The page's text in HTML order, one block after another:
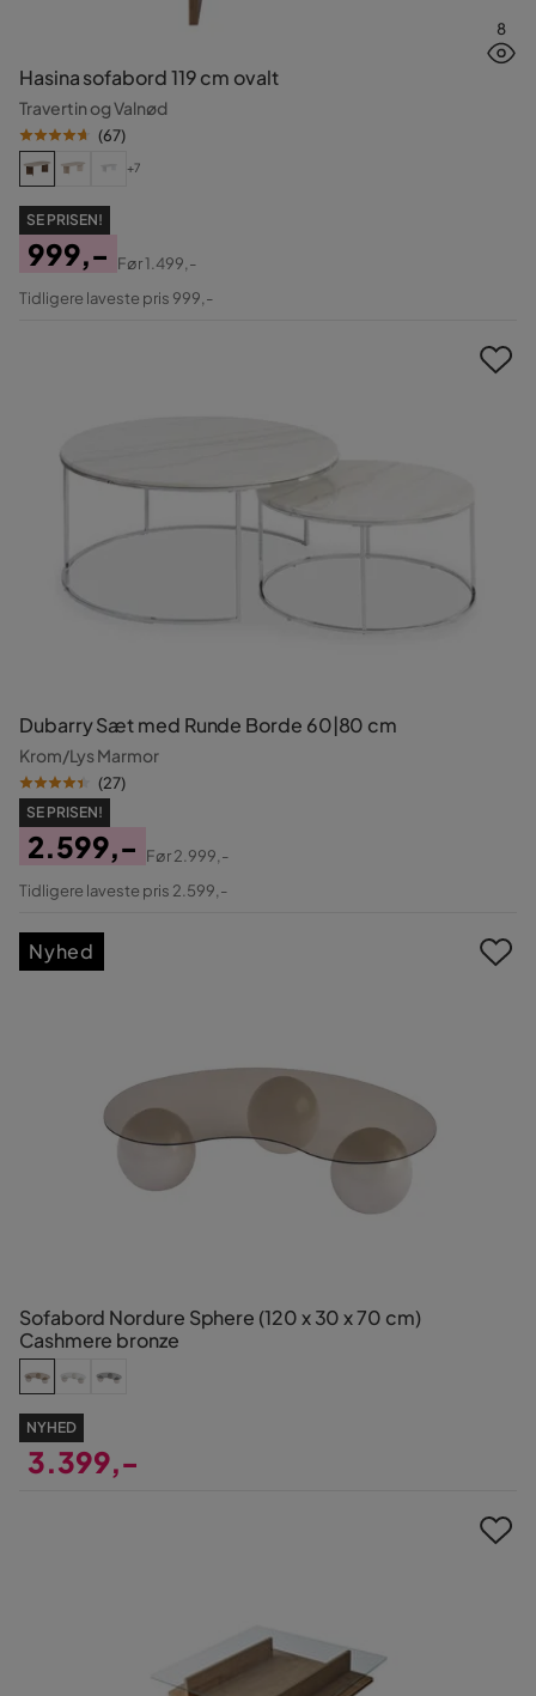
8
Hasina sofabord 119 cm ovalt
Travertin og Valnød
(67)
+7
SE PRISEN!
Pris
999,-
Original
Før1.499,-
Tidligere laveste pris 999,-
Dubarry Sæt med Runde Borde 60|80 cm
Krom/Lys Marmor
(27)
SE PRISEN!
Pris
2.599,-
Original
Før2.999,-
Tidligere laveste pris 2.599,-
Sofabord Nordure Sphere (120 x 30 x 70 cm)
Cashmere bronze
NYHED
3.399,-
Nyhed